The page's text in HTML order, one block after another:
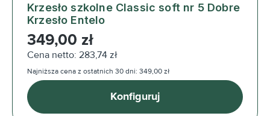
Krzesło szkolne Classic soft nr 5 Dobre
Krzesło Entelo
Cena regularna:
349,00 zł
Cena netto: 283,74 zł
Najniższa cena z ostatnich 30 dni: 349,00 zł
Konfiguruj